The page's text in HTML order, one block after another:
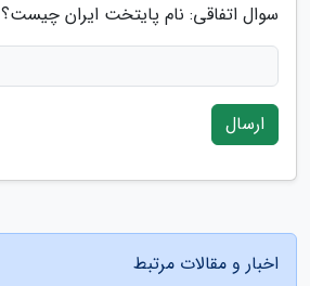
سوال اتفاقی: نام پایتخت ایران چیست؟
ارسال
اخبار و مقالات مرتبط